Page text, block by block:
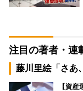
注目の著者・連
藤川里絵「さあ
【資